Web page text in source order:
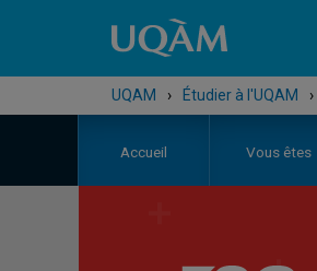
UQAM › Étudier à l'UQAM ›
Accueil Vous êtes